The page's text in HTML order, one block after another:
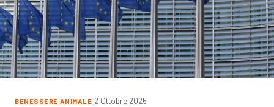
BENESSERE ANIMALE 2 Ottobre 2025